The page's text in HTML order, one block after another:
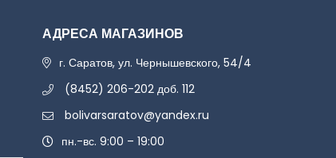
АДРЕСА МАГАЗИНОВ
г. Саратов, ул. Чернышевского, 54/4
(8452) 206-202 доб. 112
bolivarsaratov@yandex.ru
пн.-вс. 9:00 – 19:00